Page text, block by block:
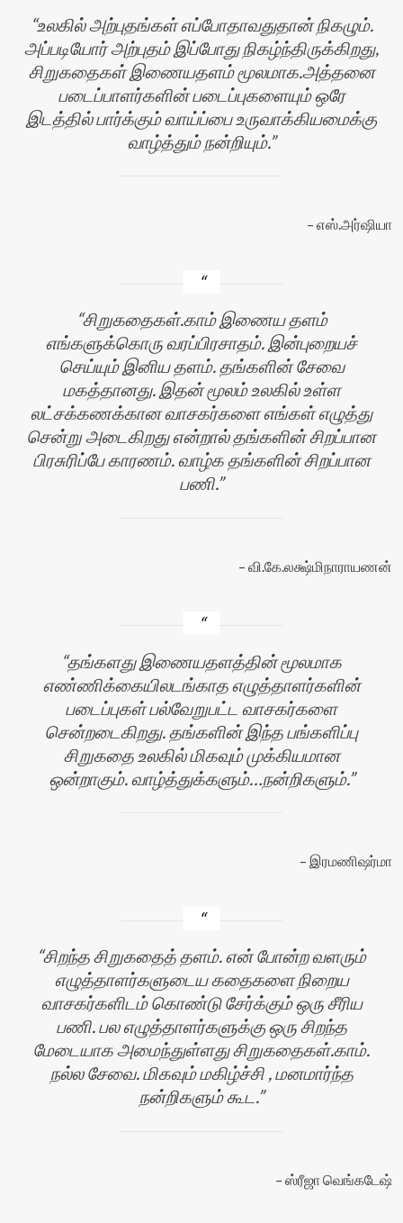
உலகில் அற்புதங்கள் எப்போதாவதுதான் நிகழும்.
அப்படியோர் அற்புதம் இப்போது நிகழ்ந்திருக்கிறது,
சிறுகதைகள் இணையதளம் மூலமாக.அத்தனை
படைப்பாளர்களின் படைப்புகளையும் ஒரே
இடத்தில் பார்க்கும் வாய்ப்பை உருவாக்கியமைக்கு
வாழ்த்தும் நன்றியும்.
எஸ்.அர்ஷியா
சிறுகதைகள்.காம் இணைய தளம்
எங்களுக்கொரு வரப்பிரசாதம். இன்புறையச்
செய்யும் இனிய தளம். தங்களின் சேவை
மகத்தானது. இதன் மூலம் உலகில் உள்ள
லட்சக்கணக்கான வாசகர்களை எங்கள் எழுத்து
சென்று அடைகிறது என்றால் தங்களின் சிறப்பான
பிரசுரிப்பே காரணம். வாழ்க தங்களின் சிறப்பான
பணி.
வி.கே.லக்ஷ்மிநாராயணன்
தங்களது இணையதளத்தின் மூலமாக
எண்ணிக்கையிலடங்காத எழுத்தாளர்களின்
படைப்புகள் பல்வேறுபட்ட வாசகர்களை
சென்றடைகிறது. தங்களின் இந்த பங்களிப்பு
சிறுகதை உலகில் மிகவும் முக்கியமான
ஒன்றாகும். வாழ்த்துக்களும்…நன்றிகளும்.
இரமணிஷர்மா
சிறந்த சிறுகதைத் தளம். என் போன்ற வளரும்
எழுத்தாளர்களுடைய கதைகளை நிறைய
வாசகர்களிடம் கொண்டு சேர்க்கும் ஒரு சீரிய
பணி. பல எழுத்தாளர்களுக்கு ஒரு சிறந்த
மேடையாக அமைந்துள்ளது சிறுகதைகள்.காம்.
நல்ல சேவை. மிகவும் மகிழ்ச்சி , மனமார்ந்த
நன்றிகளும் கூட.
ஸ்ரீஜா வெங்கடேஷ்